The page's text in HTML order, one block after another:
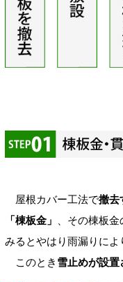
屋根カバー工法で撤去
「棟板金」
、その棟板
みるとやはり雨漏りによ
このとき 雪止めが設